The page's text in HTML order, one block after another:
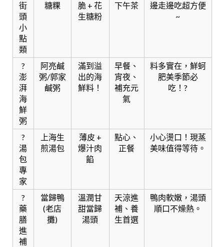
街
頭
小
點
類
糖粿
脆 + 花
生糖粉
下午茶
邊走邊吃超方便
~
?
澎
湃
海
鮮
粥
阿亮鹹
粥/郭家
鹹粥
滿到溢
出的海
鮮料！
早餐、
宵夜、
補充元
氣
料多實在，鮮蚵
肥美季節必
吃！?
?
湯
包
專
家
上海生
煎湯包
薄皮 +
爆汁肉
餡
點心、
正餐
小心燙口！現蒸
美味值得等待。
?
藥
膳
進
補
當歸鴨
(老店
攤)
溫潤甘
甜當歸
湯頭
天涼進
補、養
生首選
鴨肉軟嫩，湯頭
順口不燥熱。